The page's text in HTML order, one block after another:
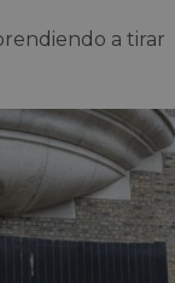
a tirar